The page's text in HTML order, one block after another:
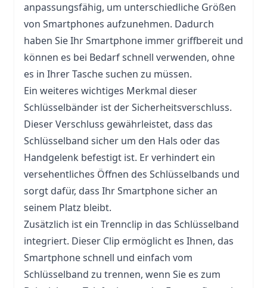
anpassungsfähig, um unterschiedliche Größen
von Smartphones aufzunehmen. Dadurch
haben Sie Ihr Smartphone immer griffbereit und
können es bei Bedarf schnell verwenden, ohne
es in Ihrer Tasche suchen zu müssen.
Ein weiteres wichtiges Merkmal dieser
Schlüsselbänder ist der Sicherheitsverschluss.
Dieser Verschluss gewährleistet, dass das
Schlüsselband sicher um den Hals oder das
Handgelenk befestigt ist. Er verhindert ein
versehentliches Öffnen des Schlüsselbands und
sorgt dafür, dass Ihr Smartphone sicher an
seinem Platz bleibt.
Zusätzlich ist ein Trennclip in das Schlüsselband
integriert. Dieser Clip ermöglicht es Ihnen, das
Smartphone schnell und einfach vom
Schlüsselband zu trennen, wenn Sie es zum